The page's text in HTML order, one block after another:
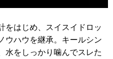
をはじめ、スイスイドロッ
ウハウを継承。キールシン
水をしっかり噛んでスレた